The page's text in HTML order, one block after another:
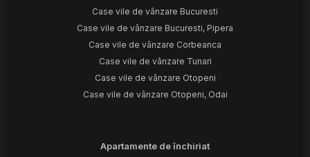
Case vile de vânzare Bucuresti
Case vile de vânzare Bucuresti, Pipera
Case vile de vânzare Corbeanca
Case vile de vânzare Tunari
Case vile de vânzare Otopeni
Case vile de vânzare Otopeni, Odai
Apartamente de închiriat